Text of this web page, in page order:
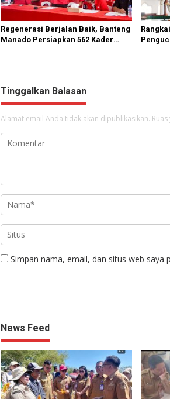
Regenerasi Berjalan Baik, Banteng
Manado Persiapkan 562 Kader
Tinggalkan Balasan
Alamat email Anda tidak akan dipublikasikan.
Simpan nama, email, dan situs web saya
News Feed